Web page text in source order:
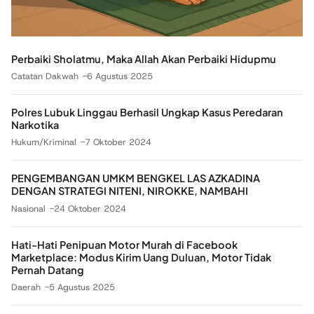
Perbaiki Sholatmu, Maka Allah Akan Perbaiki Hidupmu
Catatan Dakwah 6 Agustus 2025
Polres Lubuk Linggau Berhasil Ungkap Kasus Peredaran
Narkotika
Hukum/Kriminal 7 Oktober 2024
PENGEMBANGAN UMKM BENGKEL LAS AZKADINA
DENGAN STRATEGI NITENI, NIROKKE, NAMBAHI
Nasional 24 Oktober 2024
Hati-Hati Penipuan Motor Murah di Facebook
Marketplace: Modus Kirim Uang Duluan, Motor Tidak
Pernah Datang
Daerah 5 Agustus 2025